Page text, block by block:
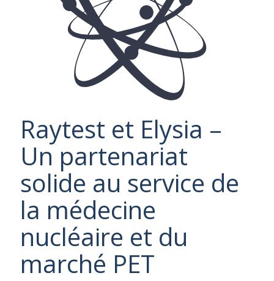
Raytest et Elysia –
Un partenariat
solide au service de
la médecine
nucléaire et du
marché PET